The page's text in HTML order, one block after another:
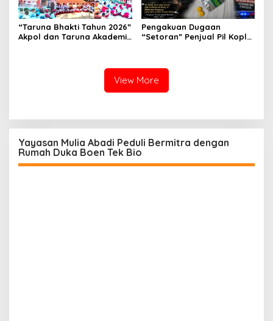
“Taruna Bhakti Tahun 2026”
Akpol dan Taruna Akademi
Pengakuan Dugaan
“Setoran” Penjual Pil Koplo
Ketegasan Polda Jabar
View More
Yayasan Mulia Abadi Peduli Bermitra dengan
Rumah Duka Boen Tek Bio